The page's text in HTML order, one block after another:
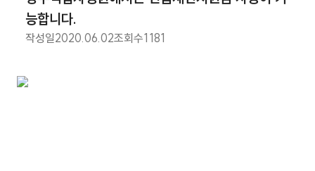
능합니다.
작성일2020.06.02조회수1181